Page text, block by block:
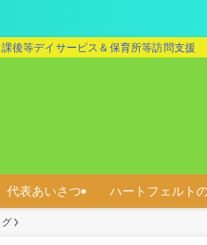
後等デイサービス＆保育所等訪問支援
代表あいさつ ハートフェルト
グ